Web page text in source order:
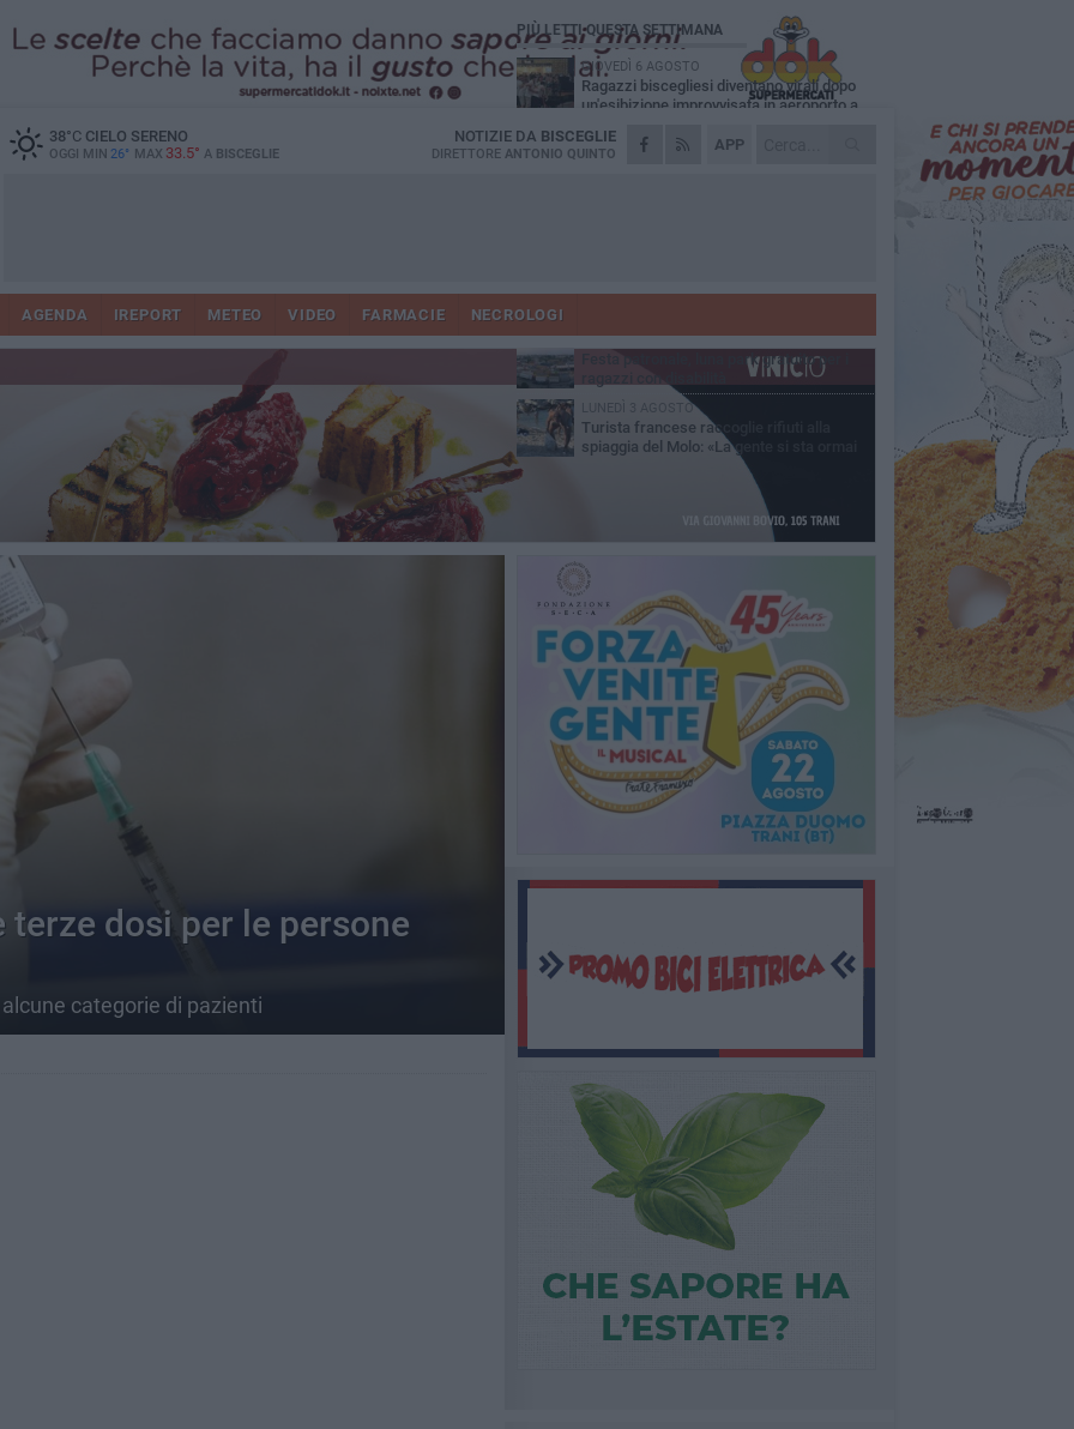
38°CCIELO SERENO
OGGI MIN 26° MAX 33.5° A BISCEGLIE
APP
NOTIZIE DA BISCEGLIE
DIRETTORE ANTONIO QUINTO
AGENDA IREPORT METEO VIDEO FARMACIE NECROLOGI
dosi per le persone
categorie di pazienti
PIÙ LETTI QUESTA SETTIMANA
GIOVEDÌ 6 AGOSTO
Ragazzi biscegliesi diventano virali dopo
un'esibizione improvvisata in aeroporto a
MARTEDÌ 4 AGOSTO
Emergenza caldo, il Comune di Bisceglie
Due auto incendiate nella notte in via Dieta
MERCOLEDÌ 5 AGOSTO
Festa patronale, luna park gratuito per i
LUNEDÌ 3 AGOSTO
Turista francese raccoglie rifiuti alla
spiaggia del Molo: «La gente si sta ormai
abituando»